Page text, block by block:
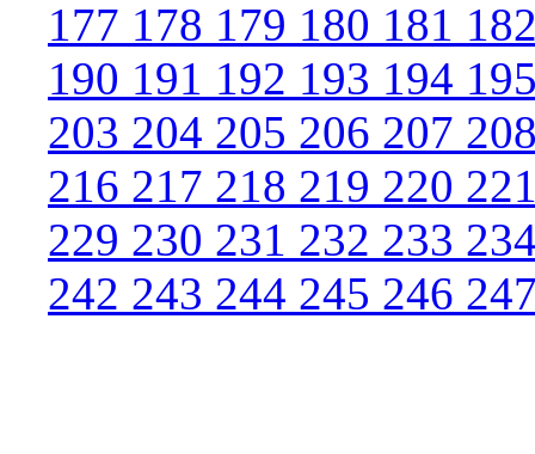
177 178 179 180 181
190 191 192 193 194
203 204 205 206 207
216 217 218 219 220
229 230 231 232 233
242 243 244 245 246